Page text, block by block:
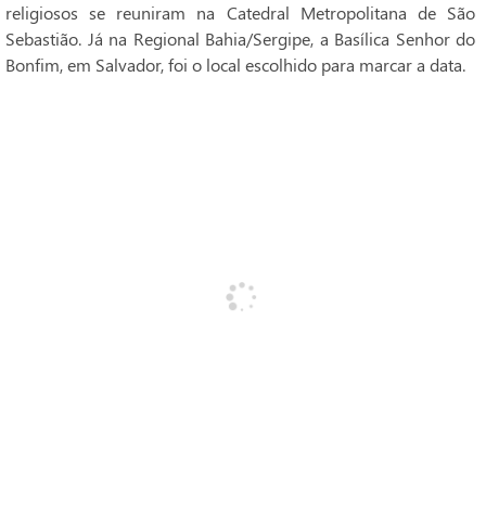
religiosos se reuniram na Catedral Metropolitana de São
Sebastião. Já na Regional Bahia/Sergipe, a Basílica Senhor do
Bonfim, em Salvador, foi o local escolhido para marcar a data.